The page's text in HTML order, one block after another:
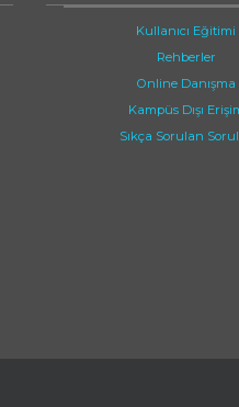
Kullanıcı Eğitimi
Rehberler
Online Danışma
Kampüs Dışı
Sıkça Sorulan